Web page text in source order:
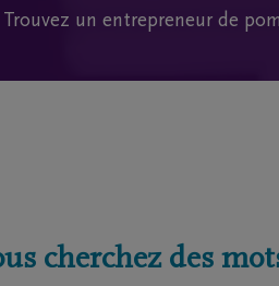
Trouvez un entrepreneur de
cherchez des